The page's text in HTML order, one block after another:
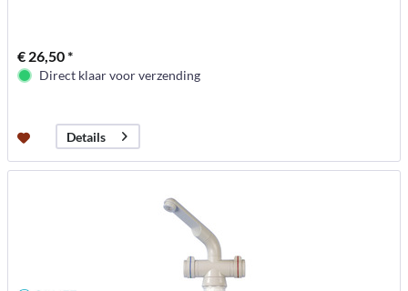
€ 26,50 *
Direct klaar voor verzending
Details